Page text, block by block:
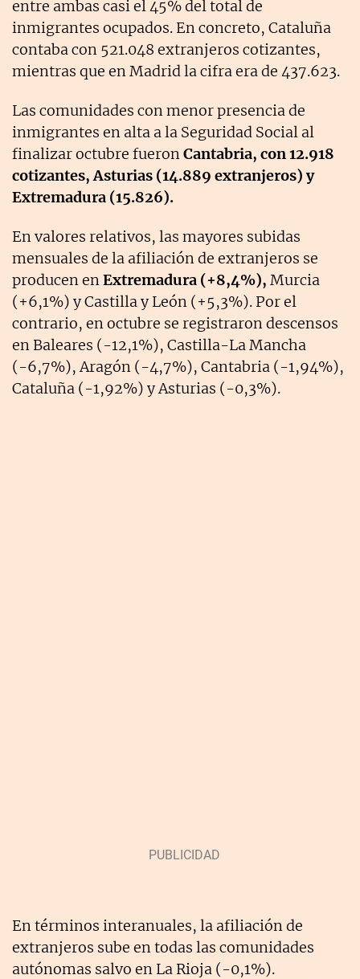
entre ambas casi el 45% del total de
inmigrantes ocupados. En concreto, Cataluña
contaba con 521.048 extranjeros cotizantes,
mientras que en Madrid la cifra era de 437.623.
Las comunidades con menor presencia de
inmigrantes en alta a la Seguridad Social al
finalizar octubre fueronCantabria, con 12.918
cotizantes, Asturias (14.889 extranjeros) y
Extremadura (15.826).
En valores relativos, las mayores subidas
mensuales de la afiliación de extranjeros se
producen enExtremadura (+8,4%), Murcia
(+6,1%) y Castilla y León (+5,3%). Por el
contrario, en octubre se registraron descensos
en Baleares (-12,1%), Castilla-La Mancha
(-6,7%), Aragón (-4,7%), Cantabria (-1,94%),
Cataluña (-1,92%) y Asturias (-0,3%).
En términos interanuales, la afiliación de
extranjeros sube en todas las comunidades
autónomas salvo en La Rioja (-0,1%).